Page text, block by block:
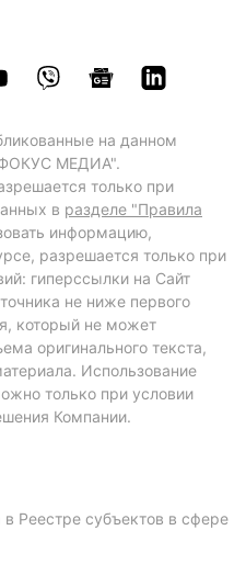
на данном
МЕДИА".
только при
в разделе "Правила
информацию,
разрешается только при
гиперссылки на Сайт
не ниже первого
который не может
оригинального текста,
Использование
только при условии
Компании.
Реестре субъектов в сфере